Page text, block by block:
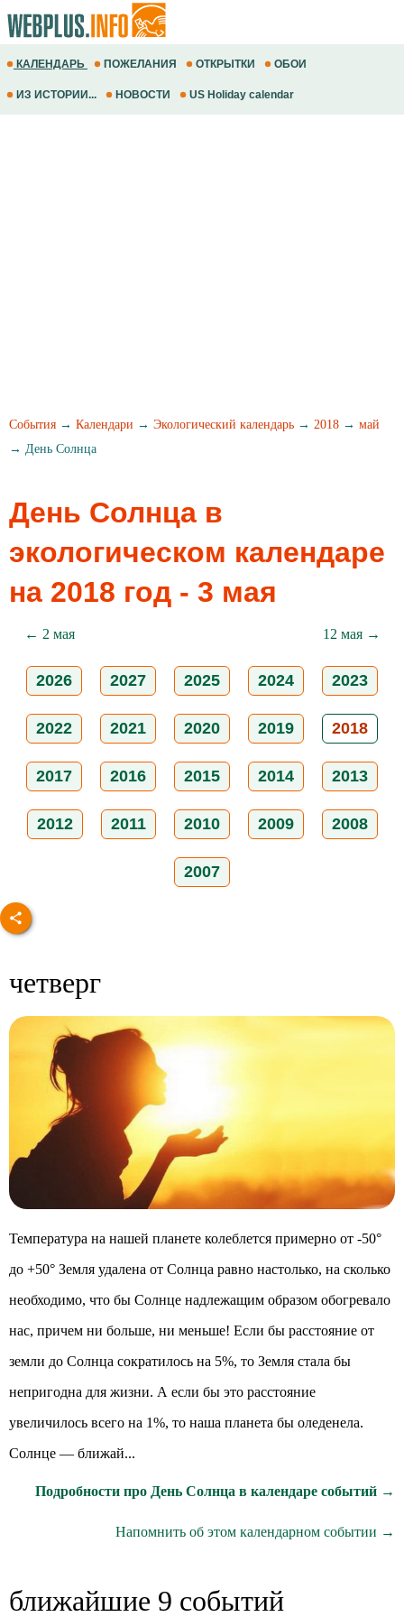
КАЛЕНДАРЬ ПОЖЕЛАНИЯ ОТКРЫТКИ ОБОИ
ИЗ ИСТОРИИ... НОВОСТИ US Holiday calendar
События → Календари → Экологический календарь → 2018 → май
→ День Солнца
День Солнца в
экологическом календаре
на 2018 год - 3 мая
← 2 мая 12 мая →
2026 2027 2025 2024 2023
2022 2021 2020 2019 2018
2017 2016 2015 2014 2013
2012 2011 2010 2009 2008
2007
четверг
Температура на нашей планете колеблется примерно от -50°
до +50° Земля удалена от Солнца равно настолько, на сколько
необходимо, что бы Солнце надлежащим образом обогревало
нас, причем ни больше, ни меньше! Если бы расстояние от
земли до Солнца сократилось на 5%, то Земля стала бы
непригодна для жизни. А если бы это расстояние
увеличилось всего на 1%, то наша планета бы оледенела.
Солнце — ближай...
Подробности про День Солнца в календаре событий →
Напомнить об этом календарном событии →
ближайшие 9 событий